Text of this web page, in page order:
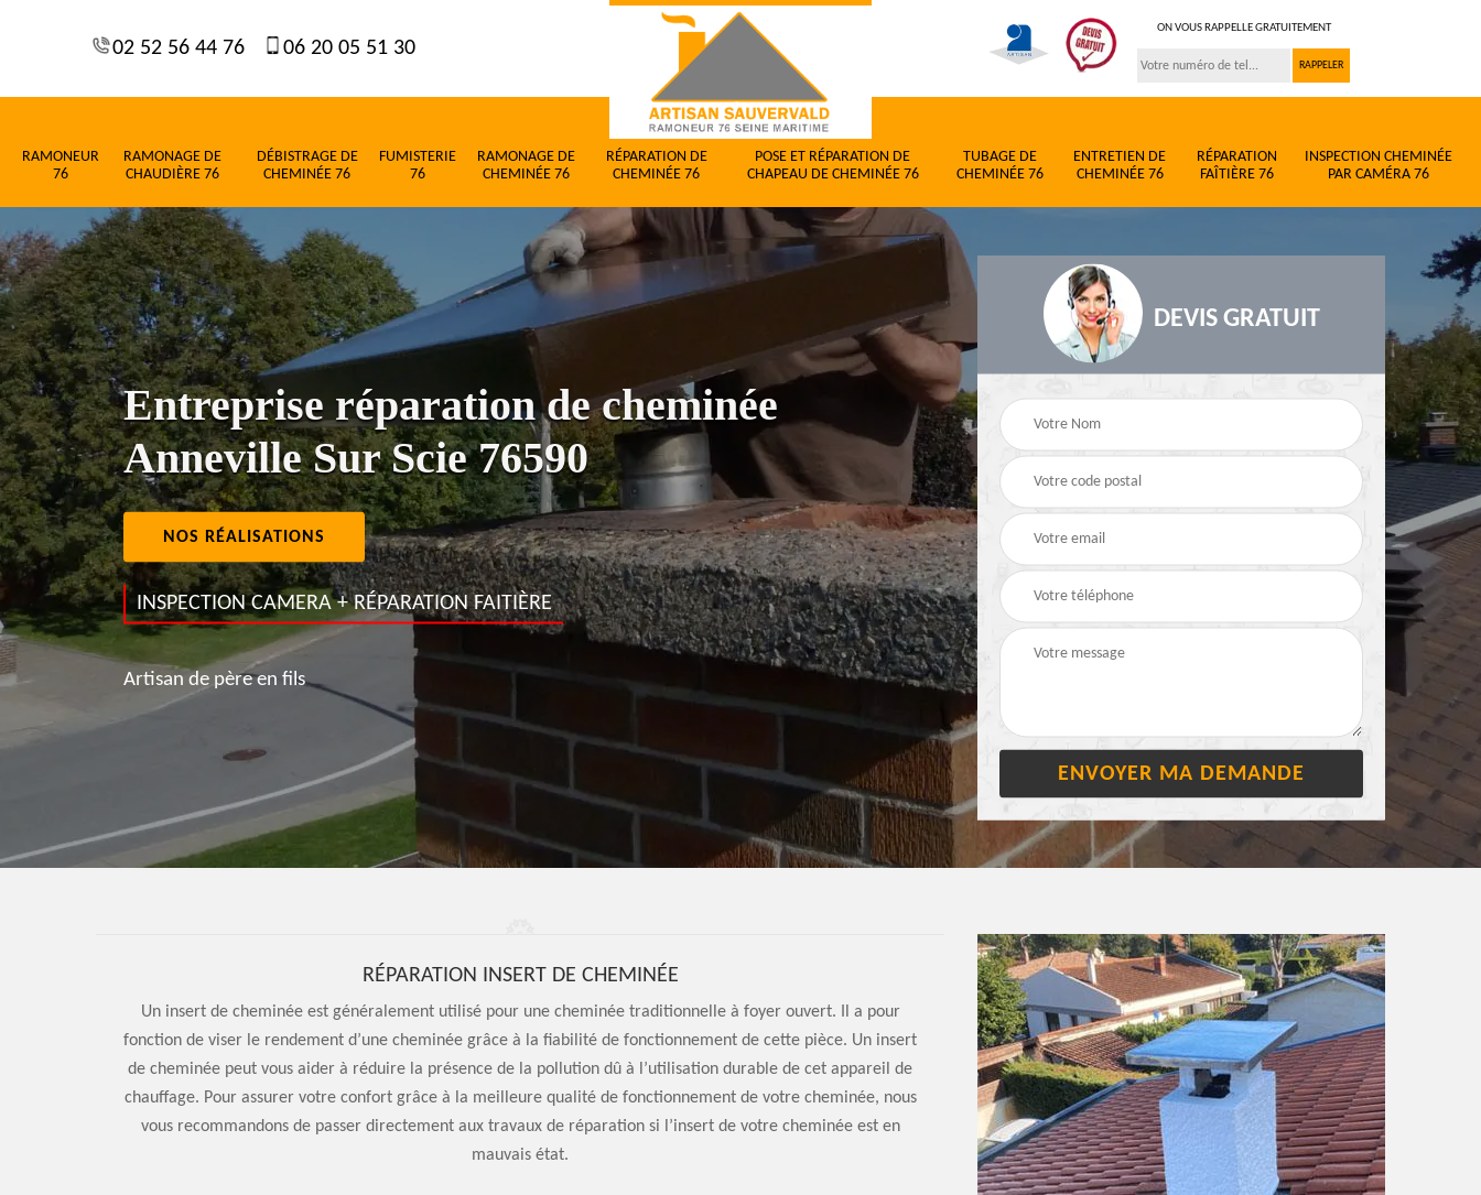
02 52 56 44 76 06 20 05 51 30
ON VOUS RAPPELLE GRATUITEMENT
RAMONEUR
76
RAMONAGE DE
CHAUDIÈRE 76
DÉBISTRAGE DE
CHEMINÉE 76
FUMISTERIE
76
RAMONAGE DE
CHEMINÉE 76
RÉPARATION DE
CHEMINÉE 76
POSE ET RÉPARATION DE
CHAPEAU DE CHEMINÉE 76
TUBAGE DE
CHEMINÉE 76
ENTRETIEN DE
CHEMINÉE 76
RÉPARATION
FAÎTIÈRE 76
INSPECTION CHEMINÉE
PAR CAMÉRA 76
Entreprise réparation de cheminée
Anneville Sur Scie 76590
NOS RÉALISATIONS
INSPECTION CAMERA + RÉPARATION FAITIÈRE
Artisan de père en fils
DEVIS GRATUIT
RÉPARATION INSERT DE CHEMINÉE
Un insert de cheminée est généralement utilisé pour une cheminée traditionnelle à foyer ouvert. Il a pour
fonction de viser le rendement d’une cheminée grâce à la fiabilité de fonctionnement de cette pièce. Un insert
de cheminée peut vous aider à réduire la présence de la pollution dû à l’utilisation durable de cet appareil de
chauffage. Pour assurer votre confort grâce à la meilleure qualité de fonctionnement de votre cheminée, nous
vous recommandons de passer directement aux travaux de réparation si l’insert de votre cheminée est en
mauvais état.